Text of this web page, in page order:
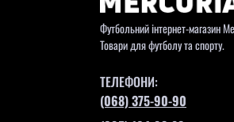
Футбольний інтернет-магазин
Товари для футболу та спорту.
ТЕЛЕФОНИ:
(068) 375-90-90